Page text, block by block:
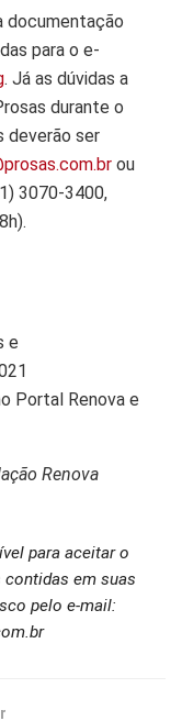
documentação
para o e-
. Já as dúvidas a
durante o
deverão ser
ou
3070-3400,
e
Portal Renova e
Renova
para aceitar o
em suas
pelo e-mail: